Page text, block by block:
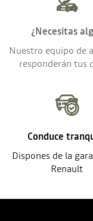
¿Necesitas
Nuestro equipo de
responderán tus
Conduce
Dispones de la
Renault